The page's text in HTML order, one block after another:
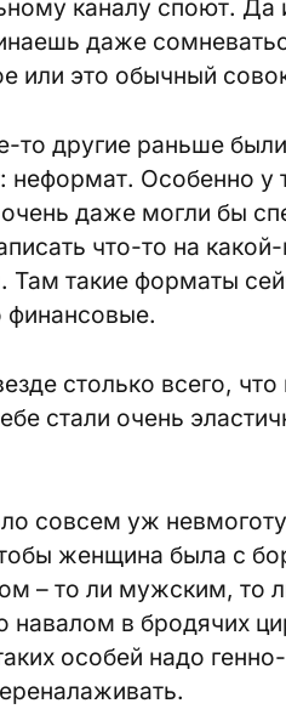
каналу споют.
даже
или это обычный
то другие раньше
неформат. Особенно у
даже могли бы
что-то на
Там такие форматы
финансовые.
столько всего,
стали очень
совсем уж
женщина была с
– то ли мужским, то
в бродячих
особей надо